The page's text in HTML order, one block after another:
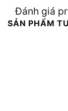
Đánh giá
SẢN PHẨM